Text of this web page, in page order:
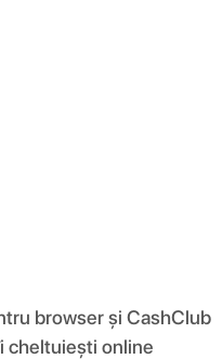
browser și CashClub
cheltuiești online